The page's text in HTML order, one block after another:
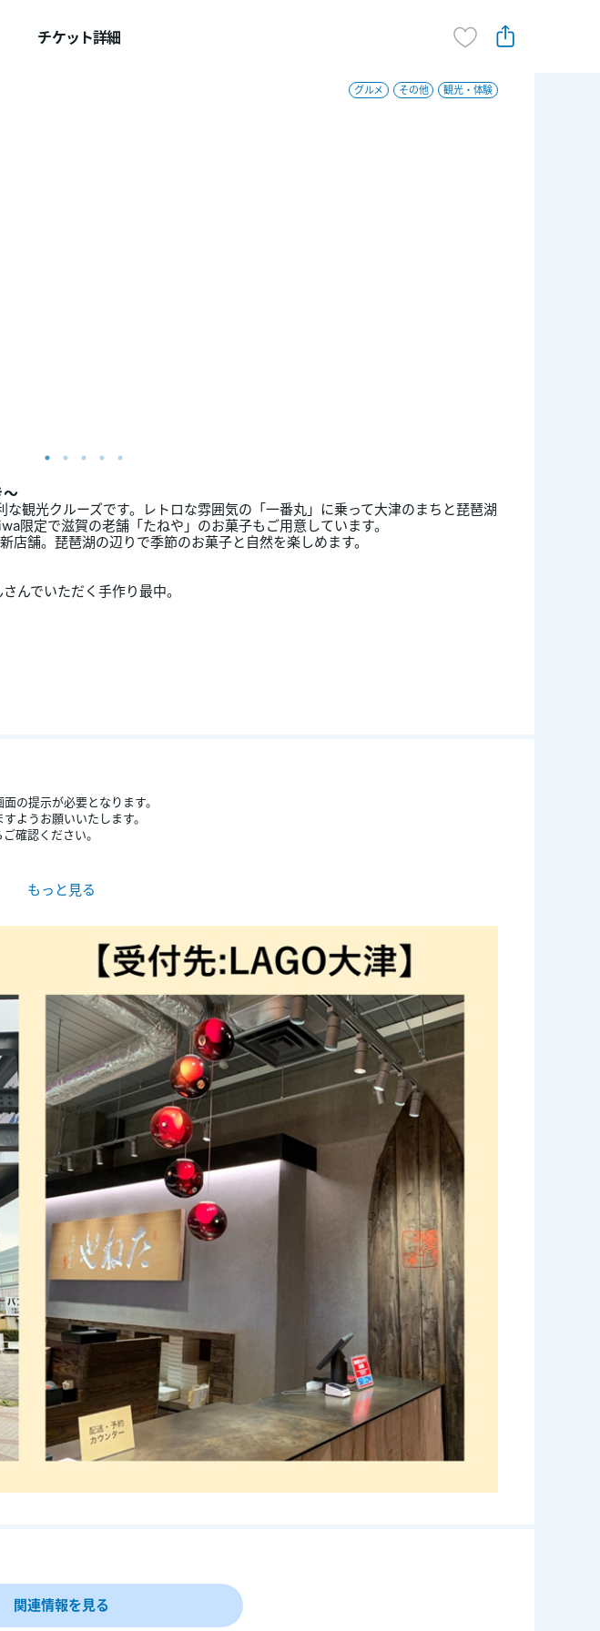
チケット詳細
グルメ その他 観光・体験
～
観光クルーズです。レトロな雰囲気の「一番丸」に乗って大津のまちと琵琶湖
限定で滋賀の老舗「たねや」のお菓子もご用意しています。
舗。琵琶湖の辺りで季節のお菓子と自然を楽しめます。
んでいただく手作り最中。
の提示が必要となります。
ようお願いいたします。
確認ください。
ズ。
す。
。
でに窓口にて乗船手続きをお済ませください。
ませください。
さい。ご利用日の営業時間以降のお引換は出来ませんので、ご注意ください。（引換可能
関連情報を見る